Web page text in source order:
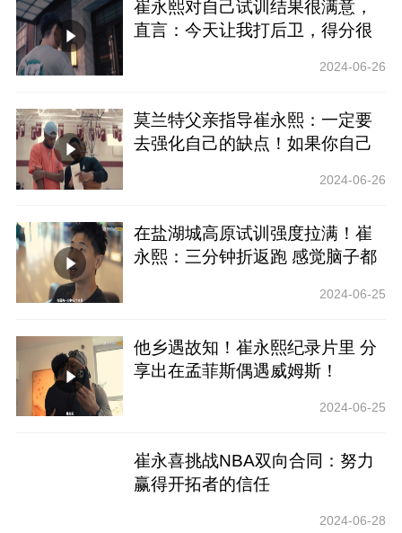
崔永熙对自己试训结果很满意，
直言：今天让我打后卫，得分很
2024-06-26
莫兰特父亲指导崔永熙：一定要
去强化自己的缺点！如果你自己
2024-06-26
在盐湖城高原试训强度拉满！崔
永熙：三分钟折返跑 感觉脑子都
2024-06-25
他乡遇故知！崔永熙纪录片里 分
享出在孟菲斯偶遇威姆斯！
2024-06-25
崔永喜挑战NBA双向合同：努力
赢得开拓者的信任
2024-06-28